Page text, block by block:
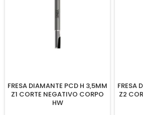
FRESA DIAMANTE PCD H 3,5MM
Z1 CORTE NEGATIVO CORPO
HW
FRESA
Z2